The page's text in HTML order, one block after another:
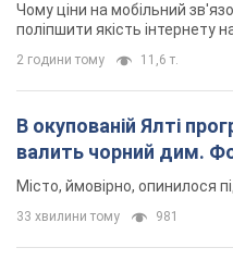
Чому ціни на мобільний
поліпшити якість інтернету
2 години тому 11,6 т.
В окупованій Ялті
валить чорний дим.
Місто, ймовірно, опинилося
33 хвилини тому 981